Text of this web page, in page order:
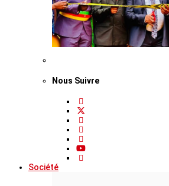
Nous Suivre
Société